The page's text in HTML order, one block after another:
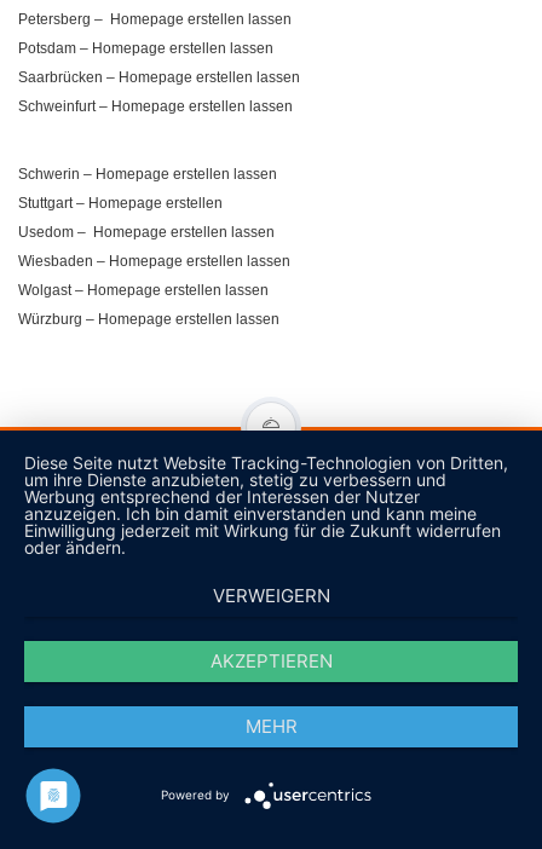
Petersberg – Homepage erstellen lassen
Potsdam – Homepage erstellen lassen
Saarbrücken – Homepage erstellen lassen
Schweinfurt – Homepage erstellen lassen
Schwerin – Homepage erstellen lassen
Stuttgart – Homepage erstellen
Usedom – Homepage erstellen lassen
Wiesbaden – Homepage erstellen lassen
Wolgast – Homepage erstellen lassen
Würzburg – Homepage erstellen lassen
NEHMEN SIE KONTAKT AUF!
Lassen Sie sich ein unverbindliches Angebot erstellen
Diese Seite nutzt Website Tracking-Technologien von Dritten,
um ihre Dienste anzubieten, stetig zu verbessern und
Werbung entsprechend der Interessen der Nutzer
anzuzeigen. Ich bin damit einverstanden und kann meine
Einwilligung jederzeit mit Wirkung für die Zukunft widerrufen
oder ändern.
VERWEIGERN
AKZEPTIEREN
MEHR
Powered by